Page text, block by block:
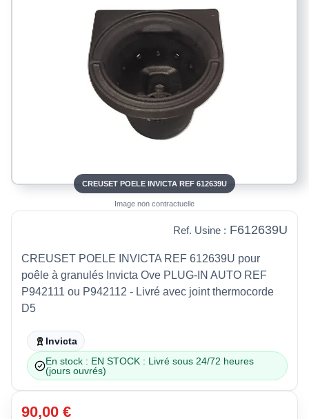
CREUSET POELE INVICTA REF 612639U
Image non contractuelle
Ref. Usine : F612639U
CREUSET POELE INVICTA REF 612639U pour
poêle à granulés Invicta Ove PLUG-IN AUTO REF
P942111 ou P942112 - Livré avec joint thermocorde
D5
Invicta
En stock : EN STOCK : Livré sous 24/72 heures
(jours ouvrés)
90,00 €